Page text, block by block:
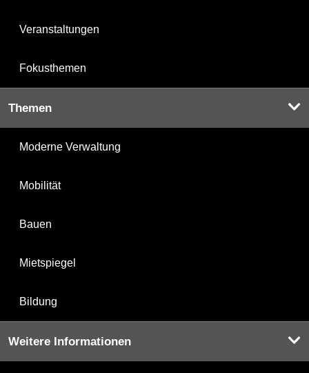
Veranstaltungen
Fokusthemen
Themen
Moderne Verwaltung
Mobilität
Bauen
Mietspiegel
Bildung
Weitere Informationen